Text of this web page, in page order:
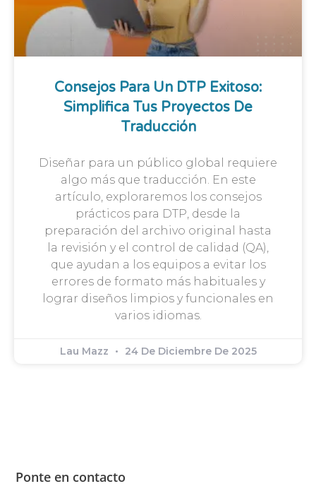
Consejos Para Un DTP Exitoso:
Simplifica Tus Proyectos De
Traducción
Diseñar para un público global requiere
algo más que traducción. En este
artículo, exploraremos los consejos
prácticos para DTP, desde la
preparación del archivo original hasta
la revisión y el control de calidad (QA),
que ayudan a los equipos a evitar los
errores de formato más habituales y
lograr diseños limpios y funcionales en
varios idiomas.
Lau Mazz 24 De Diciembre De 2025
Ponte en contacto